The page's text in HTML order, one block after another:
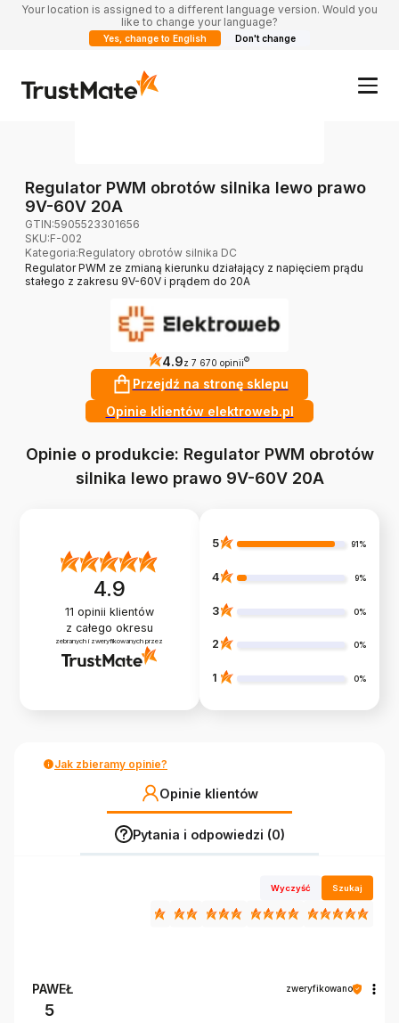
Your location is assigned to a different language version. Would you
like to change your language?
Yes, change to English Don't change
Regulator PWM obrotów silnika lewo prawo
9V-60V 20A
GTIN:5905523301656
SKU:F-002
Kategoria:Regulatory obrotów silnika DC
Regulator PWM ze zmianą kierunku działający z napięciem prądu
stałego z zakresu 9V-60V i prądem do 20A
4.9z 7 670 opinii ?
Przejdź na stronę sklepu
Opinie klientów elektroweb.pl
Opinie o produkcie: Regulator PWM obrotów
silnika lewo prawo 9V-60V 20A
4.9
11 opinii klientów
z całego okresu
zebranych i zweryfikowanych przez
5 91%
4 9%
3 0%
2 0%
1 0%
Jak zbieramy opinie?
Opinie klientów
Pytania i odpowiedzi (0)
Wyczyść Szukaj
PAWEŁ zweryfikowano
5